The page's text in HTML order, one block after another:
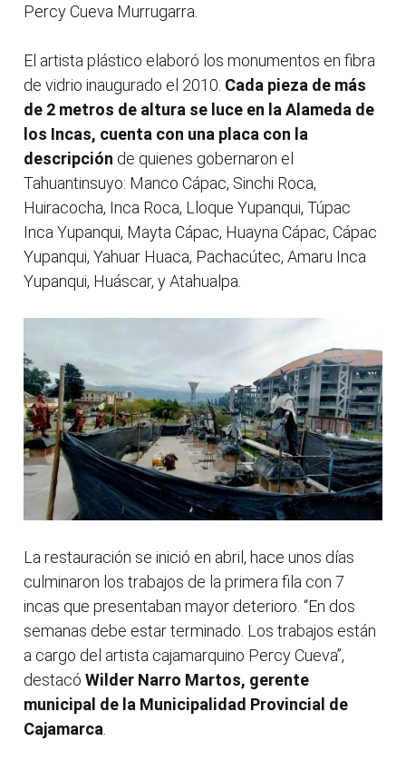
Percy Cueva Murrugarra.
El artista plástico elaboró los monumentos en fibra
de vidrio inaugurado el 2010. Cada pieza de más
de 2 metros de altura se luce en la Alameda de
los Incas, cuenta con una placa con la
descripción de quienes gobernaron el
Tahuantinsuyo: Manco Cápac, Sinchi Roca,
Huiracocha, Inca Roca, Lloque Yupanqui, Túpac
Inca Yupanqui, Mayta Cápac, Huayna Cápac, Cápac
Yupanqui, Yahuar Huaca, Pachacútec, Amaru Inca
Yupanqui, Huáscar, y Atahualpa.
La restauración se inició en abril, hace unos días
culminaron los trabajos de la primera fila con 7
incas que presentaban mayor deterioro. “En dos
semanas debe estar terminado. Los trabajos están
a cargo del artista cajamarquino Percy Cueva”,
destacó Wilder Narro Martos, gerente
municipal de la Municipalidad Provincial de
Cajamarca.